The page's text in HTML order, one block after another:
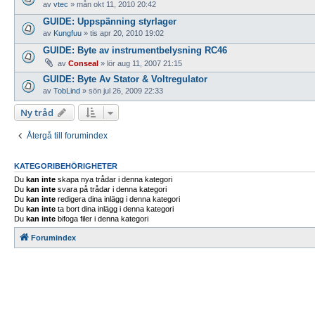
av vtec » mån okt 11, 2010 20:42
GUIDE: Uppspänning styrlager
av Kungfuu » tis apr 20, 2010 19:02
GUIDE: Byte av instrumentbelysning RC46
av Conseal » lör aug 11, 2007 21:15
GUIDE: Byte Av Stator & Voltregulator
av TobLind » sön jul 26, 2009 22:33
Ny tråd
Återgå till forumindex
KATEGORIBEHÖRIGHETER
Du kan inte skapa nya trådar i denna kategori
Du kan inte svara på trådar i denna kategori
Du kan inte redigera dina inlägg i denna kategori
Du kan inte ta bort dina inlägg i denna kategori
Du kan inte bifoga filer i denna kategori
Forumindex